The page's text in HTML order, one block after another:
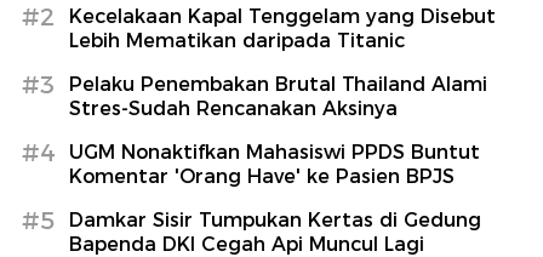
#2
Kecelakaan Kapal Tenggelam yang Disebut
Lebih Mematikan daripada Titanic
#3
Pelaku Penembakan Brutal Thailand Alami
Stres-Sudah Rencanakan Aksinya
#4
UGM Nonaktifkan Mahasiswi PPDS Buntut
Komentar 'Orang Have' ke Pasien BPJS
#5
Damkar Sisir Tumpukan Kertas di Gedung
Bapenda DKI Cegah Api Muncul Lagi